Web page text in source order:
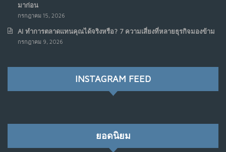
มาก่อน
กรกฎาคม 15, 2026
AI ทำการตลาดแทนคุณได้จริงหรือ? 7 ความเสี่ยงที่หลายธุรกิจมองข้าม
กรกฎาคม 9, 2026
INSTAGRAM FEED
ยอดนิยม